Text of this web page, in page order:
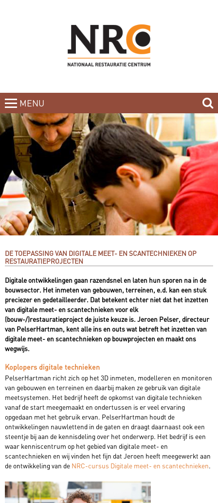
MENU
CLOSE
HOME
CURSUSAANBOD
BOEKEN
OVER DE DOCENTEN
INCOMPANY-CURSUS
BLOG
NIEUWSBRIEF
CONTACT
OVER ONS
PARTNERS
DE TOEPASSING VAN DIGITALE MEET- EN SCANTECHNIEKEN OP
RESTAURATIEPROJECTEN
Digitale ontwikkelingen gaan razendsnel en laten hun sporen na in de
bouwsector. Het inmeten van gebouwen, terreinen, e.d. kan een stuk
preciezer en gedetailleerder. Dat betekent echter niet dat het inzetten
van digitale meet- en scantechnieken voor elk
(bouw-/)restauratieproject de juiste keuze is. Jeroen Pelser, directeur
van PelserHartman, kent alle ins en outs wat betreft het inzetten van
digitale meet- en scantechnieken op bouwprojecten en maakt ons
wegwijs.
Koplopers digitale technieken
PelserHartman richt zich op het 3D inmeten, modelleren en monitoren
van gebouwen en terreinen en daarbij maken ze gebruik van digitale
meetsystemen. Het bedrijf heeft de opkomst van digitale technieken
vanaf de start meegemaakt en ondertussen is er veel ervaring
opgedaan met het gebruik ervan. PelserHartman houdt de
ontwikkelingen nauwlettend in de gaten en draagt daarnaast ook een
steentje bij aan de kennisdeling over het onderwerp. Het bedrijf is een
waar kenniscentrum op het gebied van digitale meet- en
scantechnieken en wij vinden het fijn dat Jeroen heeft meegewerkt aan
de ontwikkeling van de NRC-cursus Digitale meet- en scantechnieken.